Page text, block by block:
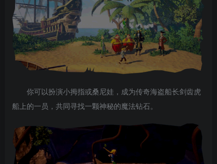
你可以扮演小拇指或桑尼娃，成为传奇海盗船长剑齿虎
船上的一员，共同寻找一颗神秘的魔法钻石。